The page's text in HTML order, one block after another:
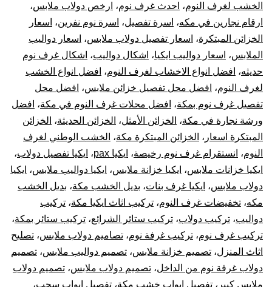
الخشب لغرف النوم، احدث غرف نوم، ارخص دولاب ملابس،
ارقام نجارين في مكه، اسرة تفصيل، اسرة نوم نفرين، اسعار
الخزائن المبتكرة، اسعار تفصيل دولاب ملابس، اسعار دواليب
الملابس، اسعار دواليب ايكيا، اشكال دواليب، اشكال غرف نوم
حديثه، افضل انواع الاخشاب لغرف النوم، افضل انواع الخشب
لغرف النوم، افضل محل تفصيل خزائن ملابس، افضل محل
تفصيل غرف نوم بمكة، افضل محلات غرف النوم في مكة، افضل
ورشة نجارة في مكة، الخزائن الأمثل، الخزائن الحديثة، الخزائن
المبتكرة اسعار ، الخزائن المبتكرة مكة، الخشب الوطني لغرف
النوم، انستقرام غرف نوم رخيصة، ايكيا pax ، ايكيا تفصيل دولاب،
ايكيا خزانات ملابس، ايكيا خزانة ملابس، ايكيا دواليب ملابس، ايكيا
دولاب ملابس، ايكيا غرف بنات، بديل الخشب مكة، بديل الخشب
مكه، تخفيضات غرف النوم، تركيب اثاث ايكيا مكة، تركيب
دواليب، تركيب دولاب، تركيب ستائر الشرائع، تركيب ستائر بمكة،
تركيب غرف نوم، تركيب غرفة نوم، تصاميم دولاب ملابس، تصليح
اثاث المنزل، تصميم خزانة ملابس، تصميم دواليب ملابس، تصميم
دولاب غرفة نوم من الداخل، تصميم دولاب ملابس، تصميم دولاب
ملابس كبير ، تفصيل ابواب خشب مكة، تفصيل ابواب سحب،